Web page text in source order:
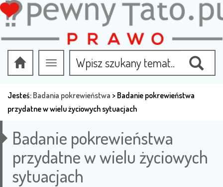
Przełącz
nawigację
Jesteś: Badania pokrewieństwa > Badanie pokrewieństwa
przydatne w wielu życiowych sytuacjach
Badanie pokrewieństwa
przydatne w wielu życiowych
sytuacjach